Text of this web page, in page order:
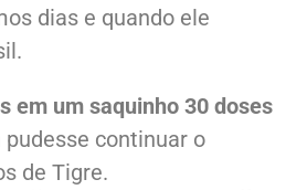
dias e quando ele
em um saquinho 30 doses
pudesse continuar o
de Tigre.